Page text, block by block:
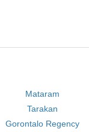
Mataram
Tarakan
Gorontalo Regency